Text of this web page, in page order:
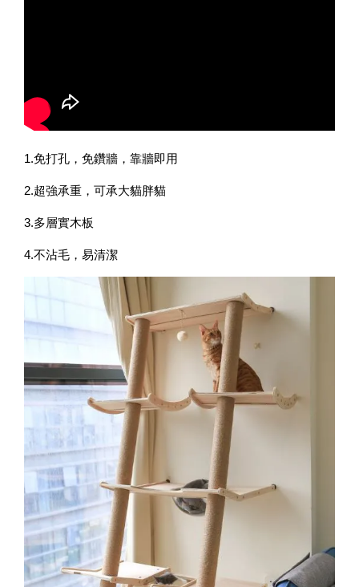
1.免打孔，免鑽牆，靠牆即用
2.超強承重，可承大貓胖貓
3.多層實木板
4.不沾毛，易清潔